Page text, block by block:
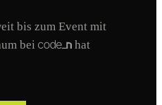
bis zum Event mit
bei
hat